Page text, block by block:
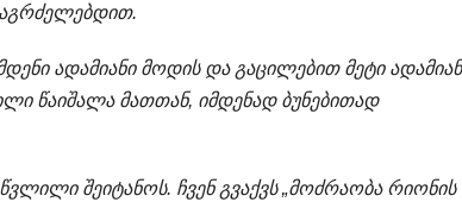
ადამიანი მოდის და გაცილებით მეტი
წაიშალა მათთან, იმდენად ბუნებითად
შეიტანოს. ჩვენ გვაქვს „მოძრაობა რიონის